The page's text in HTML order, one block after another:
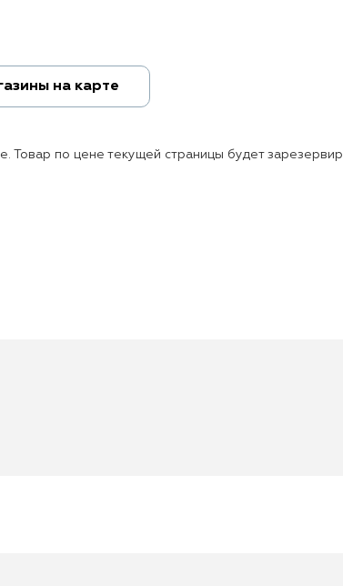
на карте
по цене текущей страницы будет